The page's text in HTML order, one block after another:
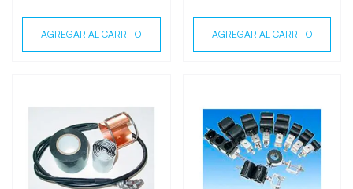
AGREGAR AL CARRITO AGREGAR AL CARRITO